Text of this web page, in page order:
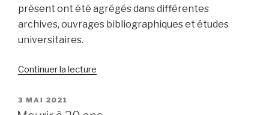
présent ont été agrégés dans différentes
archives, ouvrages bibliographiques et études
universitaires.
Continuer la lecture
de
PUBLIÉ
LE
3 MAI 2021